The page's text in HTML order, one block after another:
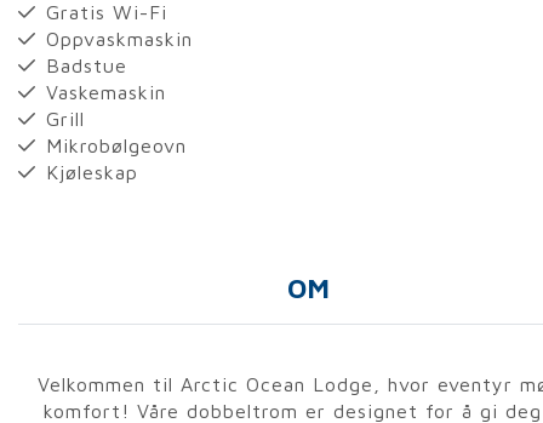
Gratis Wi-Fi
Oppvaskmaskin
Badstue
Vaskemaskin
Grill
Mikrobølgeovn
Kjøleskap
OM
Velkommen til Arctic Ocean Lodge, hvor eventyr
komfort! Våre dobbeltrom er designet for å gi